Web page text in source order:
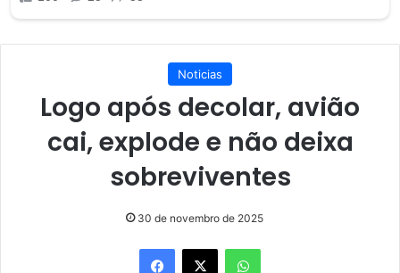
Noticias
Logo após decolar, avião
cai, explode e não deixa
sobreviventes
30 de novembro de 2025
Facebook
X WhatsApp